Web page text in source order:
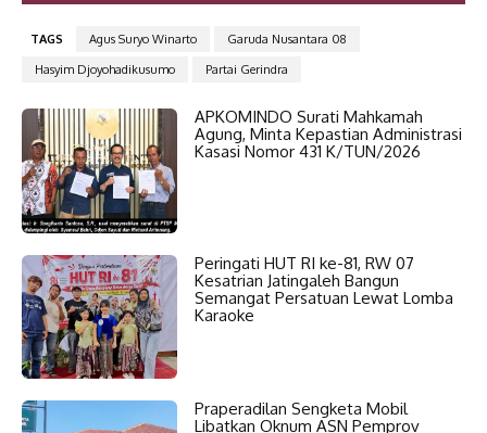
TAGS Agus Suryo Winarto
Garuda Nusantara 08
Hasyim Djoyohadikusumo
Partai Gerindra
APKOMINDO Surati Mahkamah
Agung, Minta Kepastian Administrasi
Kasasi Nomor 431 K/TUN/2026
Peringati HUT RI ke-81, RW 07
Kesatrian Jatingaleh Bangun
Semangat Persatuan Lewat Lomba
Karaoke
Praperadilan Sengketa Mobil
Libatkan Oknum ASN Pemprov